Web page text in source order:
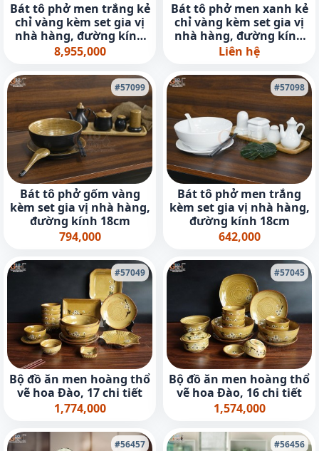
Bát tô phở men trắng kẻ
chỉ vàng kèm set gia vị
nhà hàng, đường kính
18cm
8,955,000
Bát tô phở men xanh kẻ
chỉ vàng kèm set gia vị
nhà hàng, đường kính
18cm
Liên hệ
#57099
Bát tô phở gốm vàng
kèm set gia vị nhà hàng,
đường kính 18cm
794,000
#57098
Bát tô phở men trắng
kèm set gia vị nhà hàng,
đường kính 18cm
642,000
#57049
Bộ đồ ăn men hoàng thổ
vẽ hoa Đào, 17 chi tiết
1,774,000
#57045
Bộ đồ ăn men hoàng thổ
vẽ hoa Đào, 16 chi tiết
1,574,000
#56457 #56456